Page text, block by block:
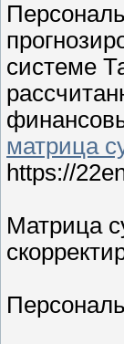
системе
матрица
https://
Матрица